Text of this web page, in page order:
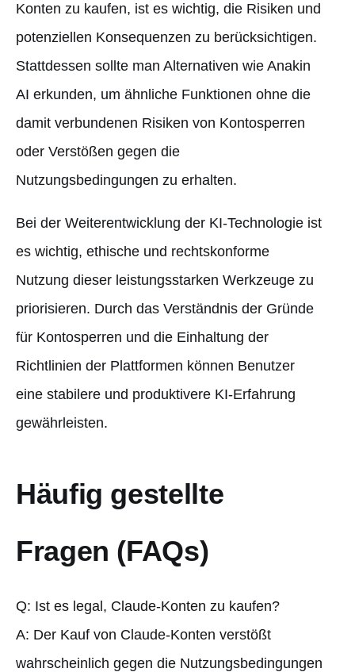
Konten zu kaufen, ist es wichtig, die Risiken und
potenziellen Konsequenzen zu berücksichtigen.
Stattdessen sollte man Alternativen wie Anakin
AI erkunden, um ähnliche Funktionen ohne die
damit verbundenen Risiken von Kontosperren
oder Verstößen gegen die
Nutzungsbedingungen zu erhalten.
Bei der Weiterentwicklung der KI-Technologie ist
es wichtig, ethische und rechtskonforme
Nutzung dieser leistungsstarken Werkzeuge zu
priorisieren. Durch das Verständnis der Gründe
für Kontosperren und die Einhaltung der
Richtlinien der Plattformen können Benutzer
eine stabilere und produktivere KI-Erfahrung
gewährleisten.
Häufig gestellte
Fragen (FAQs)
Q: Ist es legal, Claude-Konten zu kaufen?
A: Der Kauf von Claude-Konten verstößt
wahrscheinlich gegen die Nutzungsbedingungen